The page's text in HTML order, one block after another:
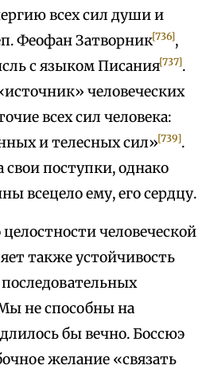
всех сил души и
Феофан Затворник[736],
с языком Писания[737].
человеческих
всех сил человека:
и телесных сил»[739].
свои поступки, однако
всецело ему, его сердцу.
человеческой
также устойчивость
не способны на
бы вечно. Боссюэ
желание «связать